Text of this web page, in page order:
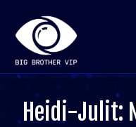
Heidi-Julit: